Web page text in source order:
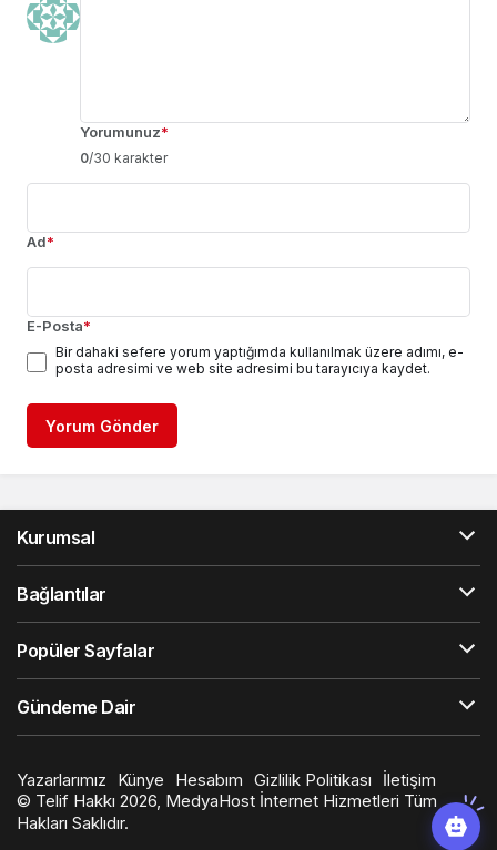
Yorumunuz*
0/30 karakter
Ad*
E-Posta*
Bir dahaki sefere yorum yaptığımda kullanılmak üzere adımı, e-
posta adresimi ve web site adresimi bu tarayıcıya kaydet.
Yorum Gönder
Kurumsal
Bağlantılar
Popüler Sayfalar
Gündeme Dair
Yazarlarımız Künye Hesabım Gizlilik Politikası
İletişim
© Telif Hakkı 2026, MedyaHost İnternet Hizmetleri Tüm
Hakları Saklıdır.